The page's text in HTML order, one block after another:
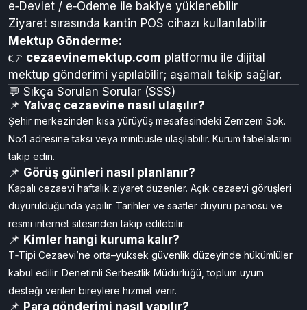
💰 Para Yatırma & ✉️ Mektup Gönderme
Para Yatırma:
PTT havalesi (mahkûm tam adı, T.C. kimlik ve
cezaevi adı belirtilmeli)
e‑Devlet / e‑Ödeme ile bakiye yüklenebilir
Ziyaret sırasında kantin POS cihazı kullanılabilir
Mektup Gönderme:
👉 cezaevinemektup.com platformu ile dijital
mektup gönderimi yapılabilir; aşamalı takip sağlar.
💬 Sıkça Sorulan Sorular (SSS)
📌 Yalvaç cezaevine nasıl ulaşılır?
Şehir merkezinden kısa yürüyüş mesafesindeki Zemzem Sok.
No:1 adresine taksi veya minibüsle ulaşılabilir. Kurum tabelalarını
takip edin.
📌 Görüş günleri nasıl planlanır?
Kapalı cezaevi haftalık ziyaret düzenler. Açık cezaevi görüşleri
duyurulduğunda yapılır. Tarihler ve saatler duyuru panosu ve
resmi internet sitesinden takip edilebilir.